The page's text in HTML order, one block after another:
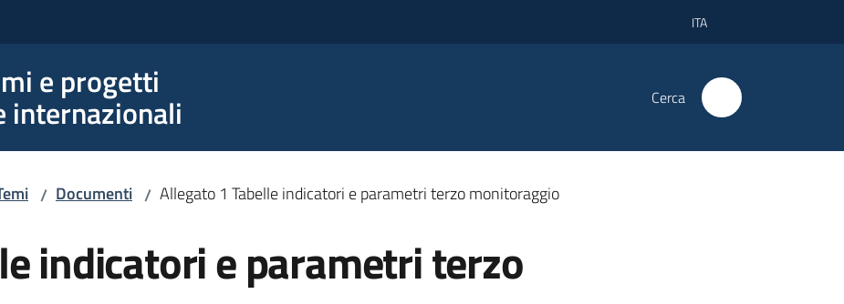
ITA
e progetti
internazionali Cerca
/ Documenti / Allegato 1 Tabelle indicatori e parametri terzo monitoraggio
indicatori e parametri terzo